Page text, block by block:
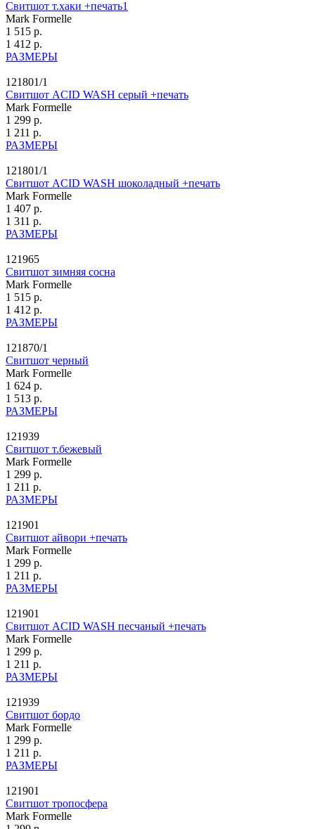
Свитшот т.хаки +печать1
Mark Formelle
1 515 р.
1 412 р.
РАЗМЕРЫ
121801/1
Свитшот ACID WASH серый +печать
Mark Formelle
1 299 р.
1 211 р.
РАЗМЕРЫ
121801/1
Свитшот ACID WASH шоколадный +печать
Mark Formelle
1 407 р.
1 311 р.
РАЗМЕРЫ
121965
Свитшот зимняя сосна
Mark Formelle
1 515 р.
1 412 р.
РАЗМЕРЫ
121870/1
Свитшот черный
Mark Formelle
1 624 р.
1 513 р.
РАЗМЕРЫ
121939
Свитшот т.бежевый
Mark Formelle
1 299 р.
1 211 р.
РАЗМЕРЫ
121901
Свитшот айвори +печать
Mark Formelle
1 299 р.
1 211 р.
РАЗМЕРЫ
121901
Свитшот ACID WASH песчаный +печать
Mark Formelle
1 299 р.
1 211 р.
РАЗМЕРЫ
121939
Свитшот бордо
Mark Formelle
1 299 р.
1 211 р.
РАЗМЕРЫ
121901
Свитшот тропосфера
Mark Formelle